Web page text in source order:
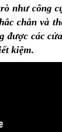
như công
chắn và
được các
kiệm.